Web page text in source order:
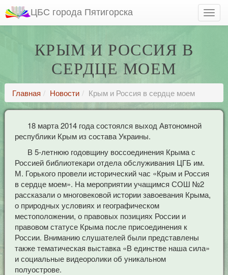
ЦБС города Пятигорска
КРЫМ И РОССИЯ В
СЕРДЦЕ МОЕМ
Главная Новости Крым и Россия в сердце моем
18 марта 2014 года состоялся выход Автономной
республики Крым из состава Украины.
В 5-летнюю годовщину воссоединения Крыма с
Россией библиотекари отдела обслуживания ЦГБ им.
М. Горького провели исторический час «Крым и Россия
в сердце моем». На мероприятии учащимся СОШ №2
рассказали о многовековой истории завоевания Крыма,
о природных условиях и географическом
местоположении, о правовых позициях России и
правовом статусе Крыма после присоединения к
России. Вниманию слушателей были представлены
также тематическая выставка «В единстве наша сила»
и социальные видеоролики об уникальном
полуострове.